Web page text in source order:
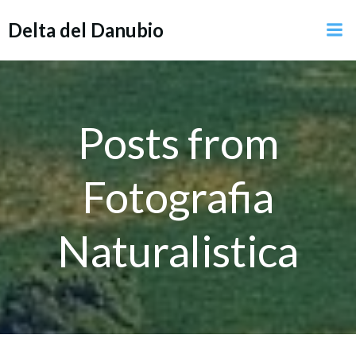
Delta del Danubio
Posts from
Fotografia
Naturalistica